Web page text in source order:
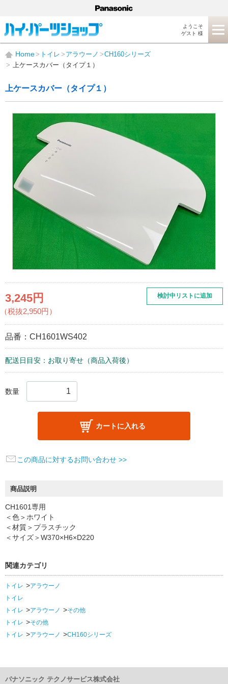
ようこそ
ゲスト 様
Home トイレ アラウーノ
CH160シリーズ
上ケースカバー（タイプ１）
上ケースカバー（タイプ１）
3,245円
（税抜2,950円）
品番： CH1601WS402
配送日目安：お取り寄せ（商品入荷後）
検討中リストに追加
数量
カートに入れる
この商品に対するお問い合わせ >>
商品説明
CH1601専用
＜色＞ホワイト
＜材質＞プラスチック
＜サイズ＞W370×H6×D220
関連カテゴリ
トイレ
アラウーノ
トイレ
トイレ
アラウーノ
その他
トイレ
その他
トイレ
アラウーノ CH160シリーズ
パナソニック テクノサービス株式会社